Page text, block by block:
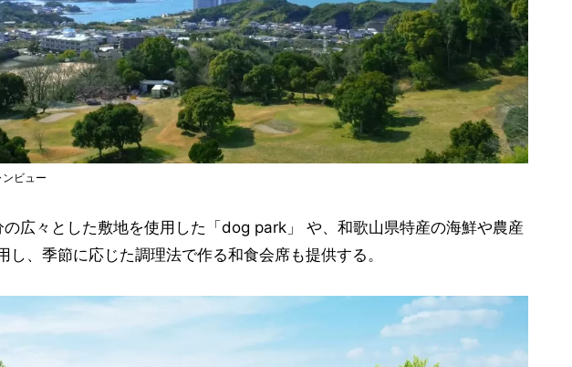
ビュー
広々とした敷地を使用した「dog park」 や、和歌山県特産の海鮮や農産
し、季節に応じた調理法で作る和食会席も提供する。